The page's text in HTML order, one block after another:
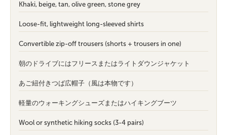
Khaki, beige, tan, olive green, stone grey
Loose-fit, lightweight long-sleeved shirts
Convertible zip-off trousers (shorts + trousers in one)
朝のドライブにはフリースまたはライトダウンジャケット
あご紐付きつば広帽子（風は本物です）
軽量のウォーキングシューズまたはハイキングブーツ
Wool or synthetic hiking socks (3-4 pairs)